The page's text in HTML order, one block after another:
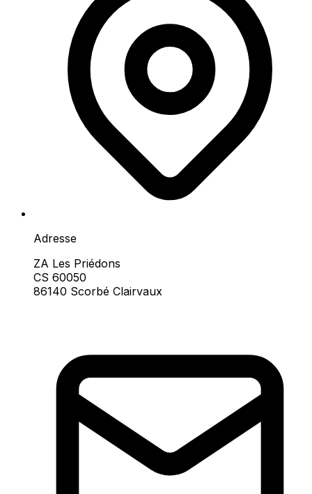
Adresse
ZA Les Priédons
CS 60050
86140 Scorbé Clairvaux